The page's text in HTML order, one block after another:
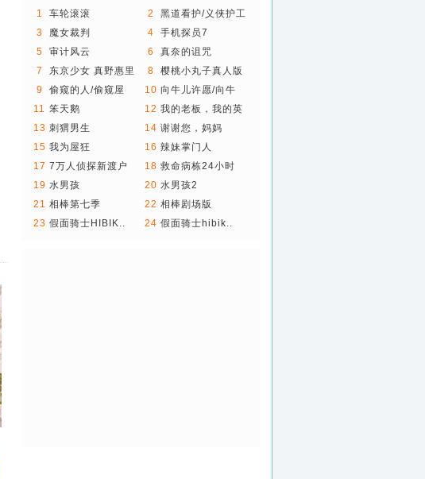
1 车轮滚滚 2
黑道看护/义侠护工
3
魔女裁判 4
手机探员7
5
审计风云 6
真奈的诅咒
7
东京少女 真野惠里
菜
8
樱桃小丸子真人版
9
偷窥的人/偷窥屋 10 向牛儿许愿/向牛
牛..
11 笨天鹅 12 我的老板，我的英
雄..
13 刺猬男生 14 谢谢您，妈妈
15 我为屋狂 16 辣妹掌门人
17 7万人侦探新渡户 18 救命病栋24小时
第..
19 水男孩 20 水男孩2
21 相棒第七季 22 相棒剧场版
23 假面骑士HIBIK.. 24 假面骑士hibik..